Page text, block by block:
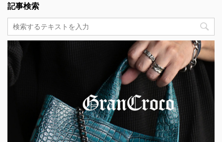
記事検索